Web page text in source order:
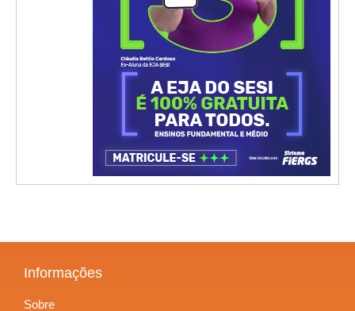
Informações
Sobre